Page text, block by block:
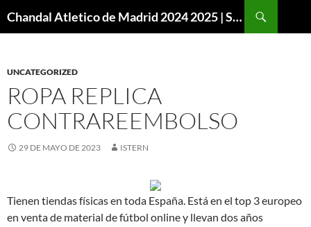
Chandal Atletico de Madrid 2024 2025 | SuperVigo
UNCATEGORIZED
ROPA REPLICA
CONTRAREEMBOLSO
29 DE MAYO DE 2023 ISTERN
Tienen tiendas físicas en toda España. Está en el top 3 europeo
en venta de material de fútbol online y llevan dos años